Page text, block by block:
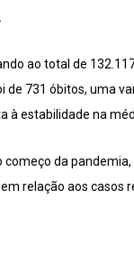
ao total de
731 óbitos, uma
à estabilidade na
da
relação aos casos